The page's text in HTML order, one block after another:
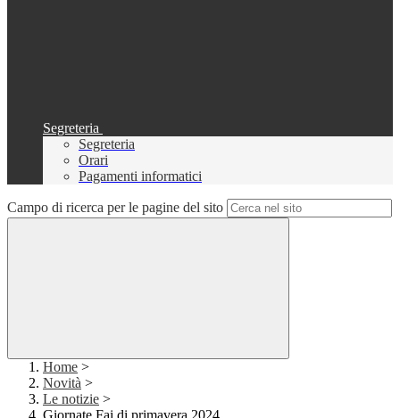
Segreteria
Segreteria
Orari
Pagamenti informatici
Campo di ricerca per le pagine del sito
Home >
Novità >
Le notizie >